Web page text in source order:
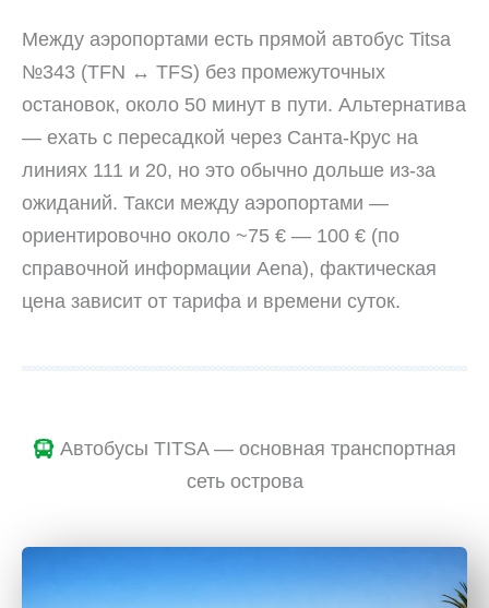
Между аэропортами есть прямой автобус Titsa
№343 (TFN ↔ TFS) без промежуточных
остановок, около 50 минут в пути. Альтернатива
— ехать с пересадкой через Санта-Крус на
линиях 111 и 20, но это обычно дольше из-за
ожиданий. Такси между аэропортами —
ориентировочно около ~75 € — 100 € (по
справочной информации Aena), фактическая
цена зависит от тарифа и времени суток.
Автобусы TITSA — основная транспортная
сеть острова